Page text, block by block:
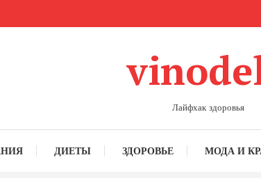
Лайфхак здоровья
ДИЕТЫ ЗДОРОВЬЕ МОДА И